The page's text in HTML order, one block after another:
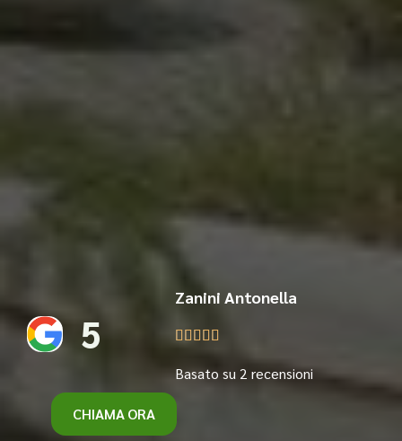
5
Zanini Antonella
    
Basato su 2 recensioni
CHIAMA ORA